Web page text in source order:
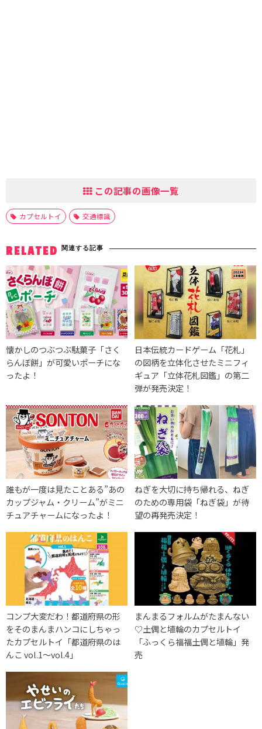
この記事の画像一覧
カプセルトイ 交通標識
RELATED 関連する記事
懐かしのつぶつぶ駄菓子「さく
らんぼ餅」が可愛いポーチにな
ったよ！
日本伝統カードゲーム「花札」
の図柄を立体化させたミニフィ
ギュア「立体花札図鑑」の第二
弾が発売決定！
誰もが一度は見たことある”あの
カップジャム・クリーム”がミニ
チュアチャームになったよ！
ねぎを大切に持ち帰れる、ねぎ
のための専用袋「ねぎ袋」が待
望の再発売決定！
コンプ大変だわ！都道府県の形
をそのまんまハンコにしちゃっ
たカプセルトイ「都道府県のは
んこ vol.1～vol.4」
まんまるフォルムがたまんない
♡土偶と埴輪のカプセルトイ
「ふっくら福福土偶と埴輪」発
売